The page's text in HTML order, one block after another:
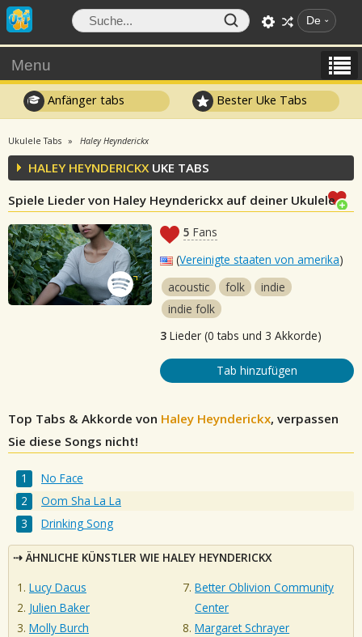
De
Menu
Anfänger tabs Bester Uke Tabs
Ukulele Tabs Haley Heynderickx
HALEY HEYNDERICKX UKE TABS
Spiele Lieder von Haley Heynderickx auf deiner Ukulele
5 Fans
(Vereinigte staaten von amerika)
acoustic
folk
indie
indie folk
3 Lieder (0 tabs und 3 Akkorde)
Tab hinzufügen
Top Tabs & Akkorde von Haley Heynderickx, verpassen
Sie diese Songs nicht!
No Face
Oom Sha La La
Drinking Song
ÄHNLICHE KÜNSTLER WIE HALEY HEYNDERICKX
Lucy Dacus
Julien Baker
Molly Burch
Better Oblivion Community
Center
Margaret Schrayer